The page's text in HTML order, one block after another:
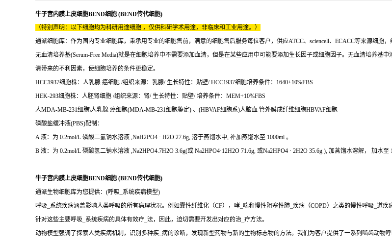
牛子宫内膜上皮细胞BEND细胞 (BEND传代细胞)
（特别声明：以下细胞均为科研用途细胞 ，仅供科研学术用途，非临床和工业用途。）
通派细胞库：作为国内专业细胞库，秉承用专业的细胞售前，满意的细胞售后服务每位客户，供应ATCC、sciencell、ECACC等来源细胞，
无血清培养基(Serum-Free Media)就是在细胞培养中不需要添加血清，但是在某些应用中可能要添加生长因子或细胞因子。无血清培养
清带来的不利因素，使细胞培养的条件更稳定。
HCC1937细胞株：人乳腺 癌细胞 /组织来源：乳腺/ 生长特性：贴壁/ HCC1937细胞培养条件：1640+10%FBS
HEK-293细胞株：人胚肾细胞 /组织来源：肾/ 生长特性：贴壁/ 培养条件：MEM+10%FBS
人MDA-MB-231细胞\人乳腺 癌细胞(MDA-MB-231细胞鉴定) 、(HBVAF细胞系)人脑血 管外膜成纤维细胞HBVAF细胞
磷酸盐缓冲液(PBS)配制：
A 液：为 0.2mol/L 磷酸二氢钠水溶液 ,NaH2PO4 · H2O 27.6g, 溶于蒸馏水中, 补加蒸馏水至 1000ml 。
B 液：为 0.2mol/L 磷酸氢二钠水溶液 ,Na2HPO4.7H2O 3.6g(或 Na2HPO4·12H2O 71.6g, 或Na2HPO4 · 2H2O 35.6g ), 加蒸馏水溶解， 加水
牛子宫内膜上皮细胞BEND细胞 (BEND传代细胞)
通派生物细胞库为您提供：(呼吸_系统疾病模型)
呼吸_系统疾病涵盖影响人类呼吸的所有病理状况。例如囊性纤维化（CF），哮_喘和慢性阻塞性肺_疾病（COPD）之类的慢性呼吸_道
针对这些主要呼吸_系统疾病的具体有效疗_法，因此，迫切需要开发出对应的治_疗方法。
动物模型强调了探索人类疾病机制，识别多种疾_病的诊断，发现新型药物与新的生物标志物的方法。我们为客户提供了一系列啮齿动物